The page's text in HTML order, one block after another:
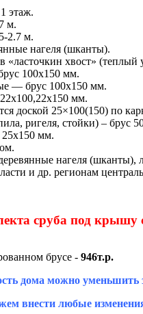
этаж.
м.
2.7 м.
нагеля (шканты).
«ласточкин хвост» (теплый
100х150 мм.
— брус 100х150 мм.
мм.
доской 25×100(150) по
ригеля, стойки) – брус
мм.
нагеля (шканты),
и др. регионам
сруба под крышу
брусе - 946т.р.
дома можно уменьшить
внести любые